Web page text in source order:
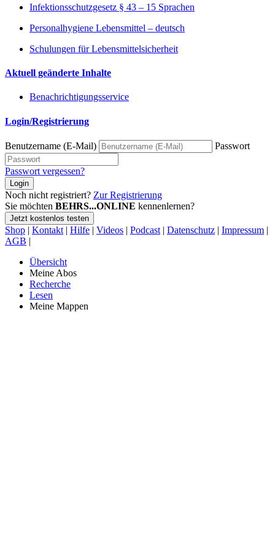
Infektionsschutzgesetz § 43 – 15 Sprachen
Personalhygiene Lebensmittel – deutsch
Schulungen für Lebensmittelsicherheit
Aktuell geänderte Inhalte
Benachrichtigungsservice
Login/Registrierung
Benutzername (E-Mail) Passwort
Passwort vergessen?
Login
Noch nicht registriert? Zur Registrierung
Sie möchten BEHRS...ONLINE kennenlernen?
Jetzt kostenlos testen
Shop | Kontakt | Hilfe | Videos | Podcast | Datenschutz | Impressum |
AGB |
Übersicht
Meine Abos
Recherche
Lesen
Meine Mappen